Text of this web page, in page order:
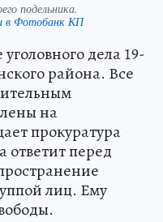
подельника.
в Фотобанк КП
дела 19-
района. Все
на
прокуратура
ответит перед
лиц. Ему